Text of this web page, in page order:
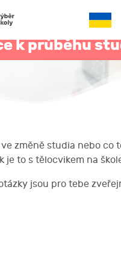
k průběhu
změně studia nebo co
je to s tělocvikem na
jsou pro tebe